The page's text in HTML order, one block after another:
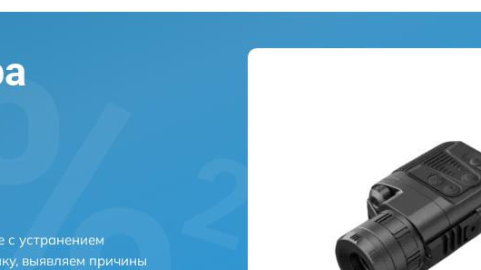
с устранением
выявляем причины